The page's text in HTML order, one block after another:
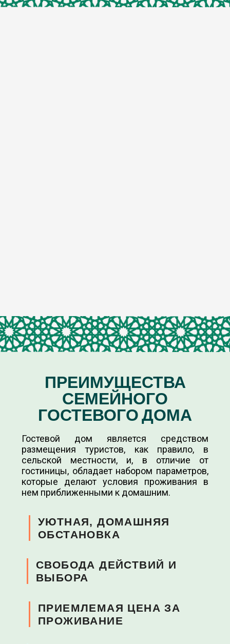
способствовать повышению качества жизни, уровня
ПРЕИМУЩЕСТВА
СЕМЕЙНОГО
ГОСТЕВОГО ДОМА
Гостевой дом является средством
размещения туристов, как правило, в
сельской местности, и, в отличие от
гостиницы, обладает набором параметров,
которые делают условия проживания в
нем приближенными к домашним.
УЮТНАЯ, ДОМАШНЯЯ
ОБСТАНОВКА
СВОБОДА ДЕЙСТВИЙ И
ВЫБОРА
ПРИЕМЛЕМАЯ ЦЕНА ЗА
ПРОЖИВАНИЕ